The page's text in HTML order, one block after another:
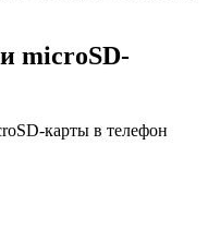
microSD-
карты в телефон